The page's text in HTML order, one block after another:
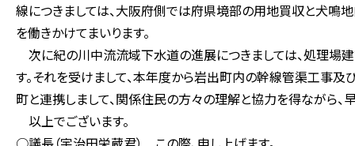
線につきましては、大阪府側では府県境部の用地買収と犬鳴
を働きかけてまいります。
次に紀の川中流流域下水道の進展につきましては、処理場
す。それを受けまして、本年度から岩出町内の幹線管渠工事
町と連携しまして、関係住民の方々の理解と協力を得ながら、
以上でございます。